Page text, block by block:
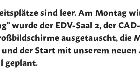
sind leer. Am Montag
wurde der EDV-Saal 2, der
ausgetauscht, die
der Start mit unserem
geplant.